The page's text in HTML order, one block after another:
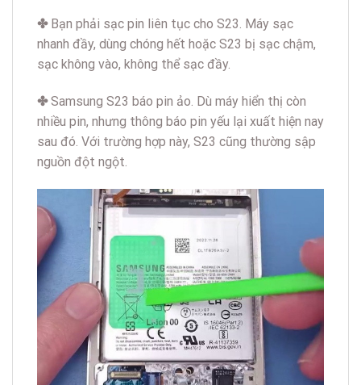
✤Bạn phải sạc pin liên tục cho S23. Máy sạc
nhanh đầy, dùng chóng hết hoặc S23 bị sạc chậm,
sạc không vào, không thể sạc đầy.
✤Samsung S23 báo pin ảo. Dù máy hiển thị còn
nhiều pin, nhưng thông báo pin yếu lại xuất hiện nay
sau đó. Với trường hợp này, S23 cũng thường sập
nguồn đột ngột.